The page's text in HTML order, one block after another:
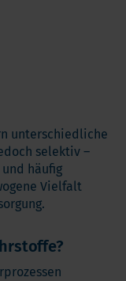
unterschiedliche
selektiv –
häufig
Vielfalt